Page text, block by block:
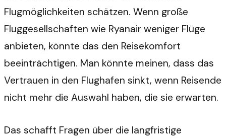
Flugmöglichkeiten schätzen. Wenn große
Fluggesellschaften wie Ryanair weniger Flüge
anbieten, könnte das den Reisekomfort
beeinträchtigen. Man könnte meinen, dass das
Vertrauen in den Flughafen sinkt, wenn Reisende
nicht mehr die Auswahl haben, die sie erwarten.
Das schafft Fragen über die langfristige